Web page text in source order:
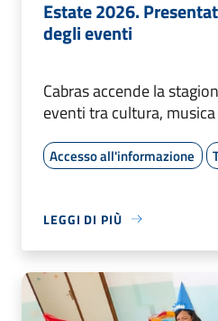
Estate 2026.
degli eventi
Cabras accende la
eventi tra cultura,
Accesso all'informazione
LEGGI DI PIÙ